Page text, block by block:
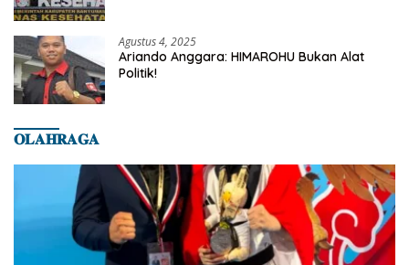
Agustus 4, 2025
Ariando Anggara: HIMAROHU Bukan Alat
Politik!
𝐎𝐋𝐀𝐇𝐑𝐀𝐆𝐀